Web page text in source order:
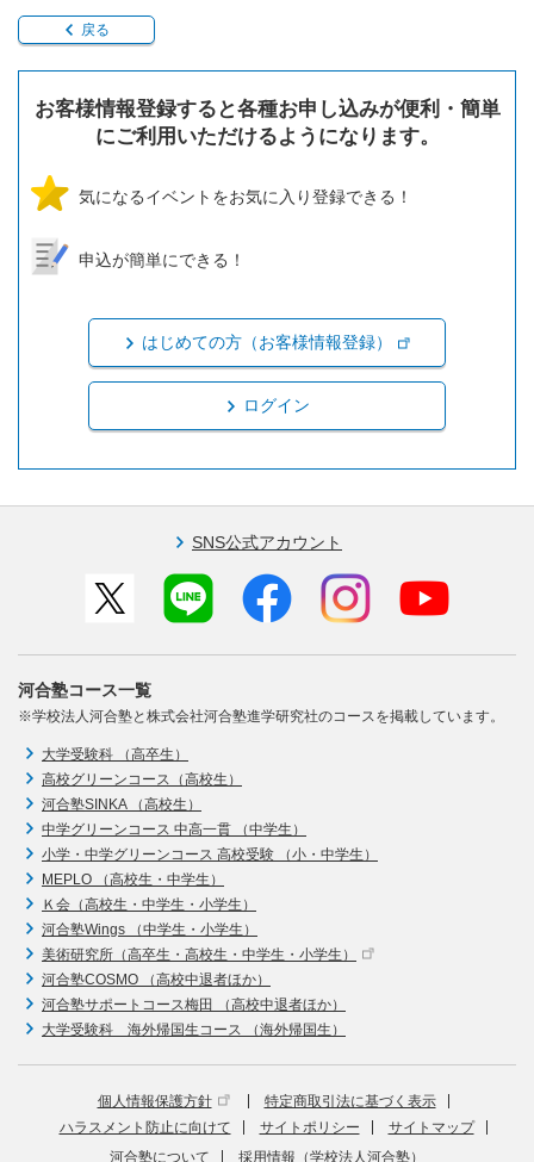
戻る
お客様情報登録すると各種お申し込みが便利・簡単
にご利用いただけるようになります。
気になるイベントをお気に入り登録できる！
申込が簡単にできる！
はじめての方（お客様情報登録）
ログイン
SNS公式アカウント
河合塾コース一覧
※学校法人河合塾と株式会社河合塾進学研究社のコースを掲載しています。
大学受験科 （高卒生）
高校グリーンコース（高校生）
河合塾SINKA （高校生）
中学グリーンコース 中高一貫 （中学生）
小学・中学グリーンコース 高校受験 （小・中学生）
MEPLO （高校生・中学生）
Ｋ会（高校生・中学生・小学生）
河合塾Wings （中学生・小学生）
美術研究所（高卒生・高校生・中学生・小学生）
河合塾COSMO （高校中退者ほか）
河合塾サポートコース梅田 （高校中退者ほか）
大学受験科 海外帰国生コース （海外帰国生）
個人情報保護方針
特定商取引法に基づく表示
ハラスメント防止に向けて
サイトポリシー
サイトマップ
河合塾について
採用情報（学校法人河合塾）